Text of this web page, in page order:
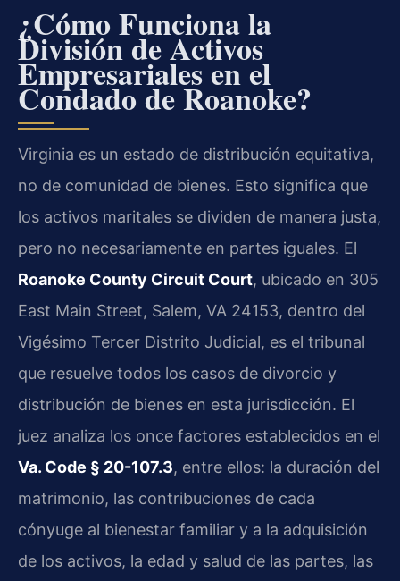
¿Cómo Funciona la
División de Activos
Empresariales en el
Condado de Roanoke?
Virginia es un estado de distribución equitativa,
no de comunidad de bienes. Esto significa que
los activos maritales se dividen de manera justa,
pero no necesariamente en partes iguales. El
Roanoke County Circuit Court, ubicado en 305
East Main Street, Salem, VA 24153, dentro del
Vigésimo Tercer Distrito Judicial, es el tribunal
que resuelve todos los casos de divorcio y
distribución de bienes en esta jurisdicción. El
juez analiza los once factores establecidos en el
Va. Code § 20-107.3, entre ellos: la duración del
matrimonio, las contribuciones de cada
cónyuge al bienestar familiar y a la adquisición
de los activos, la edad y salud de las partes, las